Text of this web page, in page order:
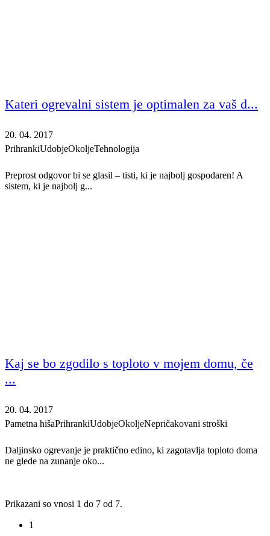
Kateri ogrevalni sistem je optimalen za vaš d...
20. 04. 2017
PrihrankiUdobjeOkoljeTehnologija
Preprost odgovor bi se glasil – tisti, ki je najbolj gospodaren! A
sistem, ki je najbolj g...
Kaj se bo zgodilo s toploto v mojem domu, če
...
20. 04. 2017
Pametna hišaPrihrankiUdobjeOkoljeNepričakovani stroški
Daljinsko ogrevanje je praktično edino, ki zagotavlja toploto doma
ne glede na zunanje oko...
Prikazani so vnosi 1 do 7 od 7.
1